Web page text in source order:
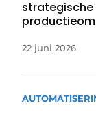
strategische
22 juni 2026